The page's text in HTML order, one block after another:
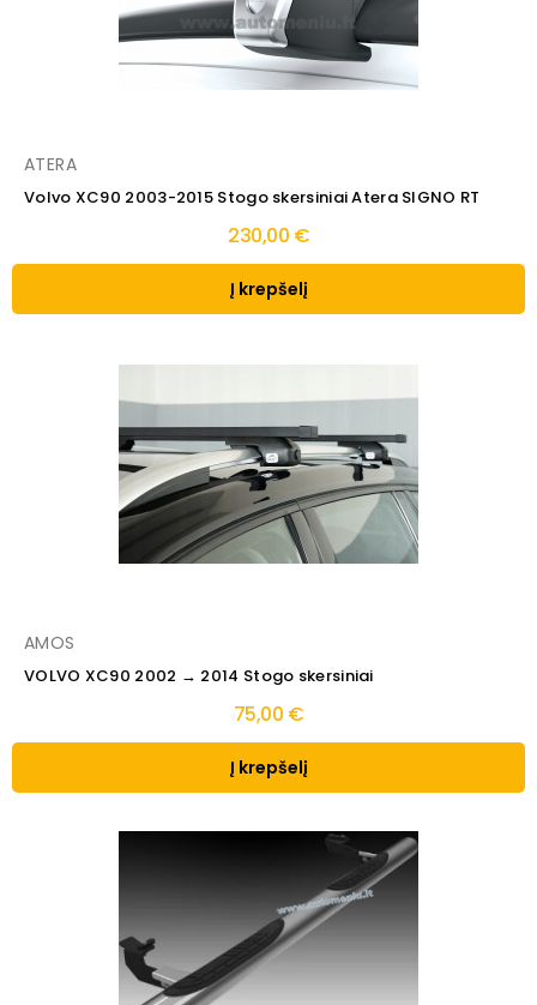
ATERA
Volvo XC90 2003-2015 Stogo skersiniai Atera SIGNO RT
230,00 €
Į krepšelį
AMOS
VOLVO XC90 2002 → 2014 Stogo skersiniai
75,00 €
Į krepšelį